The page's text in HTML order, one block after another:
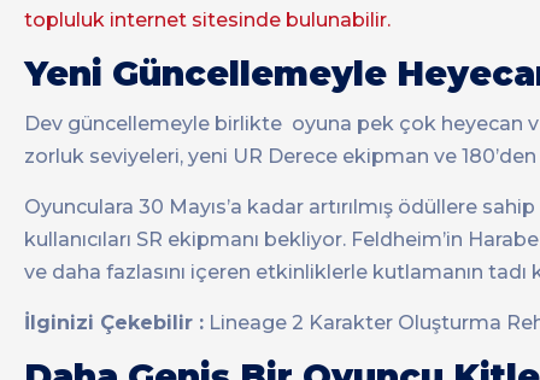
topluluk internet sitesinde bulunabilir.
Yeni Güncellemeyle
Dev güncellemeyle birlikte oyuna pek çok heyecan
zorluk seviyeleri, yeni UR Derece ekipman ve
Oyunculara 30 Mayıs’a kadar artırılmış ödüllere
kullanıcıları SR ekipmanı bekliyor. Feldheim’in
ve daha fazlasını içeren etkinliklerle kutlamanın
İlginizi Çekebilir : Lineage 2 Karakter Oluşturma